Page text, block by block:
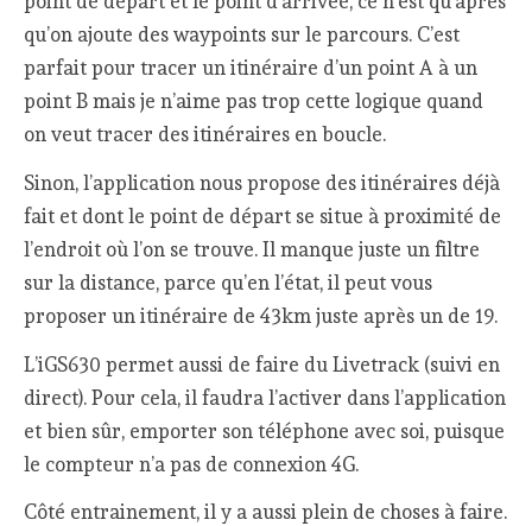
qu’on ajoute des waypoints sur le parcours. C’est
parfait pour tracer un itinéraire d’un point A à un
point B mais je n’aime pas trop cette logique quand
on veut tracer des itinéraires en boucle.
Sinon, l’application nous propose des itinéraires déjà
fait et dont le point de départ se situe à proximité de
l’endroit où l’on se trouve. Il manque juste un filtre
sur la distance, parce qu’en l’état, il peut vous
proposer un itinéraire de 43km juste après un de 19.
L’iGS630 permet aussi de faire du Livetrack (suivi en
direct). Pour cela, il faudra l’activer dans l’application
et bien sûr, emporter son téléphone avec soi, puisque
le compteur n’a pas de connexion 4G.
Côté entrainement, il y a aussi plein de choses à faire.